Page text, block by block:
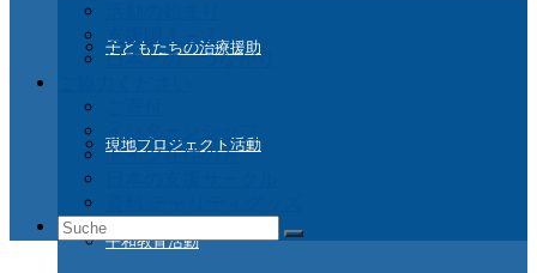
子どもたちの治療援助
現地プロジェクト活動
平和教育活動
支援国Ａ－Ｚ
日本との つながり
インターンシップ
ドイツ在住の方
Suche
nach: